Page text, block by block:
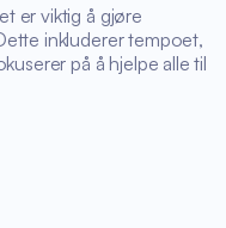
er viktig å gjøre
inkluderer tempoet,
på å hjelpe alle til